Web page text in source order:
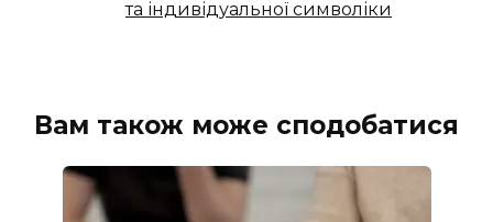
та індивідуальної символіки
Вам також може сподобатися